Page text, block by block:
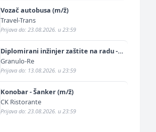
Vozač autobusa (m/ž)
Travel-Trans
Prijava do: 23.08.2026. u 23:59
Diplomirani inžinjer zaštite na radu -
Bachelor inžinjer sigurnosti i pomoći
(m/ž)
Granulo-Re
Prijava do: 13.08.2026. u 23:59
Konobar - Šanker (m/ž)
CK Ristorante
Prijava do: 23.08.2026. u 23:59